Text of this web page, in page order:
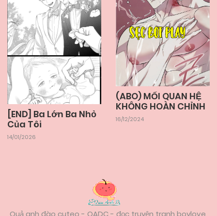
[END] Ba Lớn Ba Nhỏ
Của Tôi
14/01/2026
(ABO) MỐI QUAN HỆ
KHÔNG HOÀN CHỈNH
16/12/2024
Quả anh đào cuteo - QADC - đọc truyện tranh boylove,